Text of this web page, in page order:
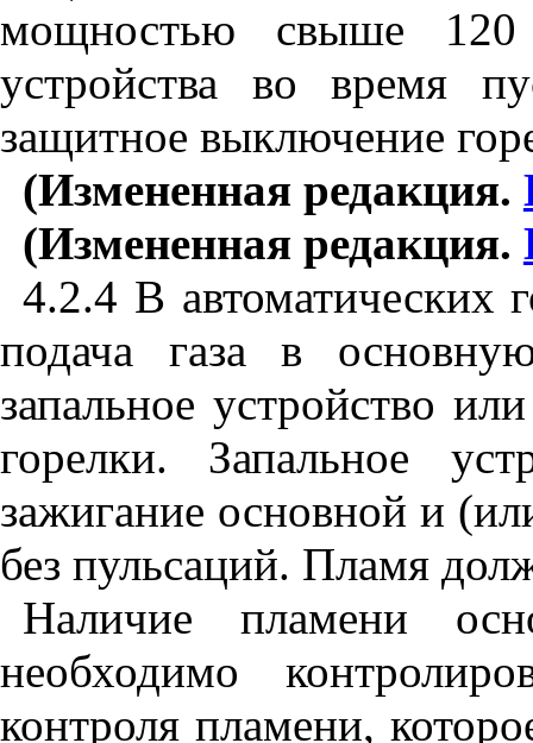
мощностью свыше 120
устройства во время
защитное выключение
(Измененная редакция.
(Измененная редакция.
4.2.4 В автоматических
подача газа в
запальное устройство
горелки. Запальное
зажигание основной и
без пульсаций. Пламя
Наличие пламени
необходимо
контроля пламени,